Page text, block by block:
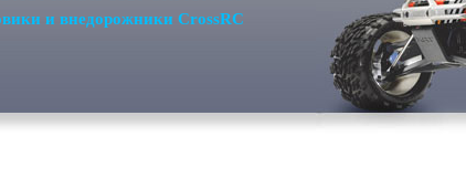
и внедорожники CrossRC